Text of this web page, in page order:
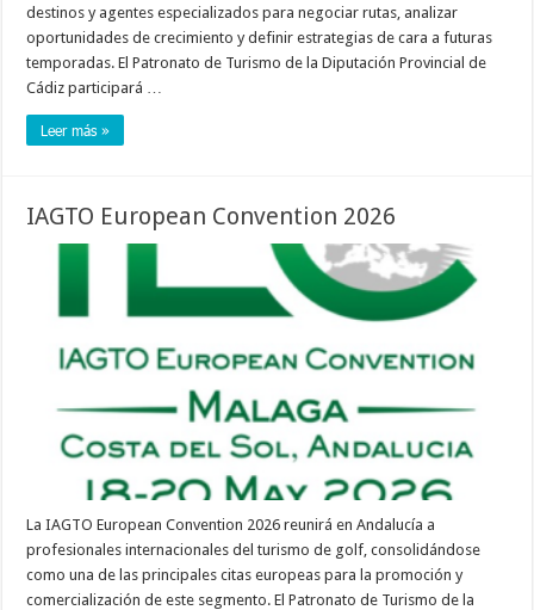
destinos y agentes especializados para negociar rutas, analizar
oportunidades de crecimiento y definir estrategias de cara a futuras
temporadas. El Patronato de Turismo de la Diputación Provincial de
Cádiz participará …
Leer más »
IAGTO European Convention 2026
La IAGTO European Convention 2026 reunirá en Andalucía a
profesionales internacionales del turismo de golf, consolidándose
como una de las principales citas europeas para la promoción y
comercialización de este segmento. El Patronato de Turismo de la